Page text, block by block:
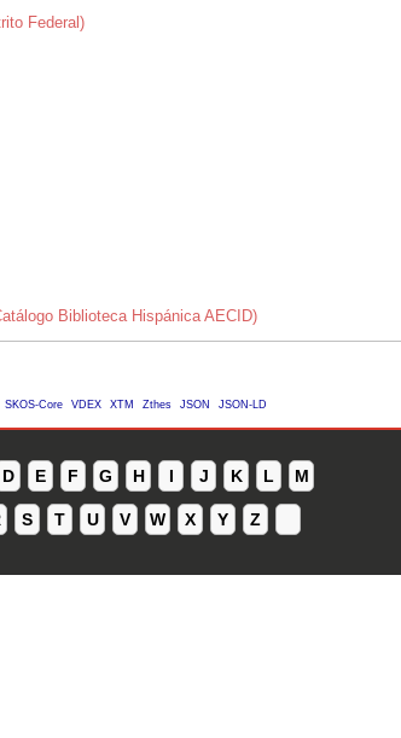
Federal)
Biblioteca Hispánica AECID)
SKOS-Core VDEX XTM Zthes JSON JSON-LD
D E F G H I J K L M
S T U V W X Y Z